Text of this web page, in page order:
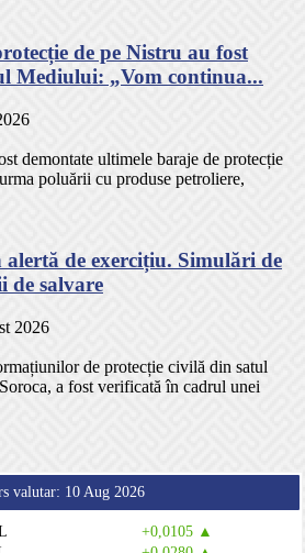
de pe Nistru au fost
Mediului: „Vom continua...
demontate ultimele baraje de protecție
poluării cu produse petroliere,
alertă de exercițiu. Simulări de
de salvare
2026
de protecție civilă din satul
a fost verificată în cadrul unei
valutar: 10 Aug 2026
+0,0105 ▲